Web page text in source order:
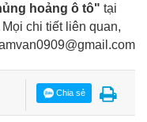
hoảng ô tô" tại
Mọi chi tiết liên quan,
Chia sẻ